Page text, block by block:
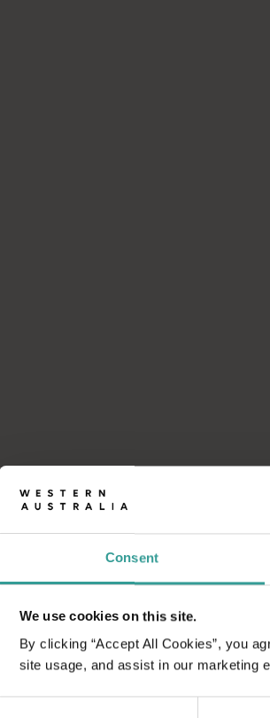
Consent
We use cookies on this site.
By clicking “Accept All Cookies”, you
site usage, and assist in our marketing
dan southern right ketika
01